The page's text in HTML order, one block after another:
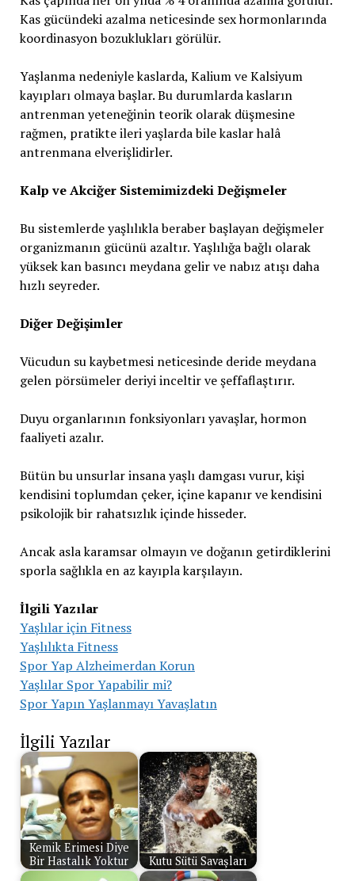
Kas gücündeki azalma neticesinde sex hormonlarında
koordinasyon bozuklukları görülür.
Yaşlanma nedeniyle kaslarda, Kalium ve Kalsiyum
kayıpları olmaya başlar. Bu durumlarda kasların
antrenman yeteneğinin teorik olarak düşmesine
rağmen, pratikte ileri yaşlarda bile kaslar halâ
antrenmana elverişlidirler.
Kalp ve Akciğer Sistemimizdeki Değişmeler
Bu sistemlerde yaşlılıkla beraber başlayan değişmeler
organizmanın gücünü azaltır. Yaşlılığa bağlı olarak
yüksek kan basıncı meydana gelir ve nabız atışı daha
hızlı seyreder.
Diğer Değişimler
Vücudun su kaybetmesi neticesinde deride meydana
gelen pörsümeler deriyi inceltir ve şeffaflaştırır.
Duyu organlarının fonksiyonları yavaşlar, hormon
faaliyeti azalır.
Bütün bu unsurlar insana yaşlı damgası vurur, kişi
kendisini toplumdan çeker, içine kapanır ve kendisini
psikolojik bir rahatsızlık içinde hisseder.
Ancak asla karamsar olmayın ve doğanın getirdiklerini
sporla sağlıkla en az kayıpla karşılayın.
İlgili Yazılar
Yaşlılar için Fitness
Yaşlılıkta Fitness
Spor Yap Alzheimerdan Korun
Yaşlılar Spor Yapabilir mi?
Spor Yapın Yaşlanmayı Yavaşlatın
İlgili Yazılar
Kemik Erimesi Diye
Bir Hastalık Yoktur
Kutu Sütü Savaşları